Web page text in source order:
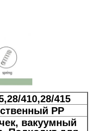
410,28/415
PP
вакуумный